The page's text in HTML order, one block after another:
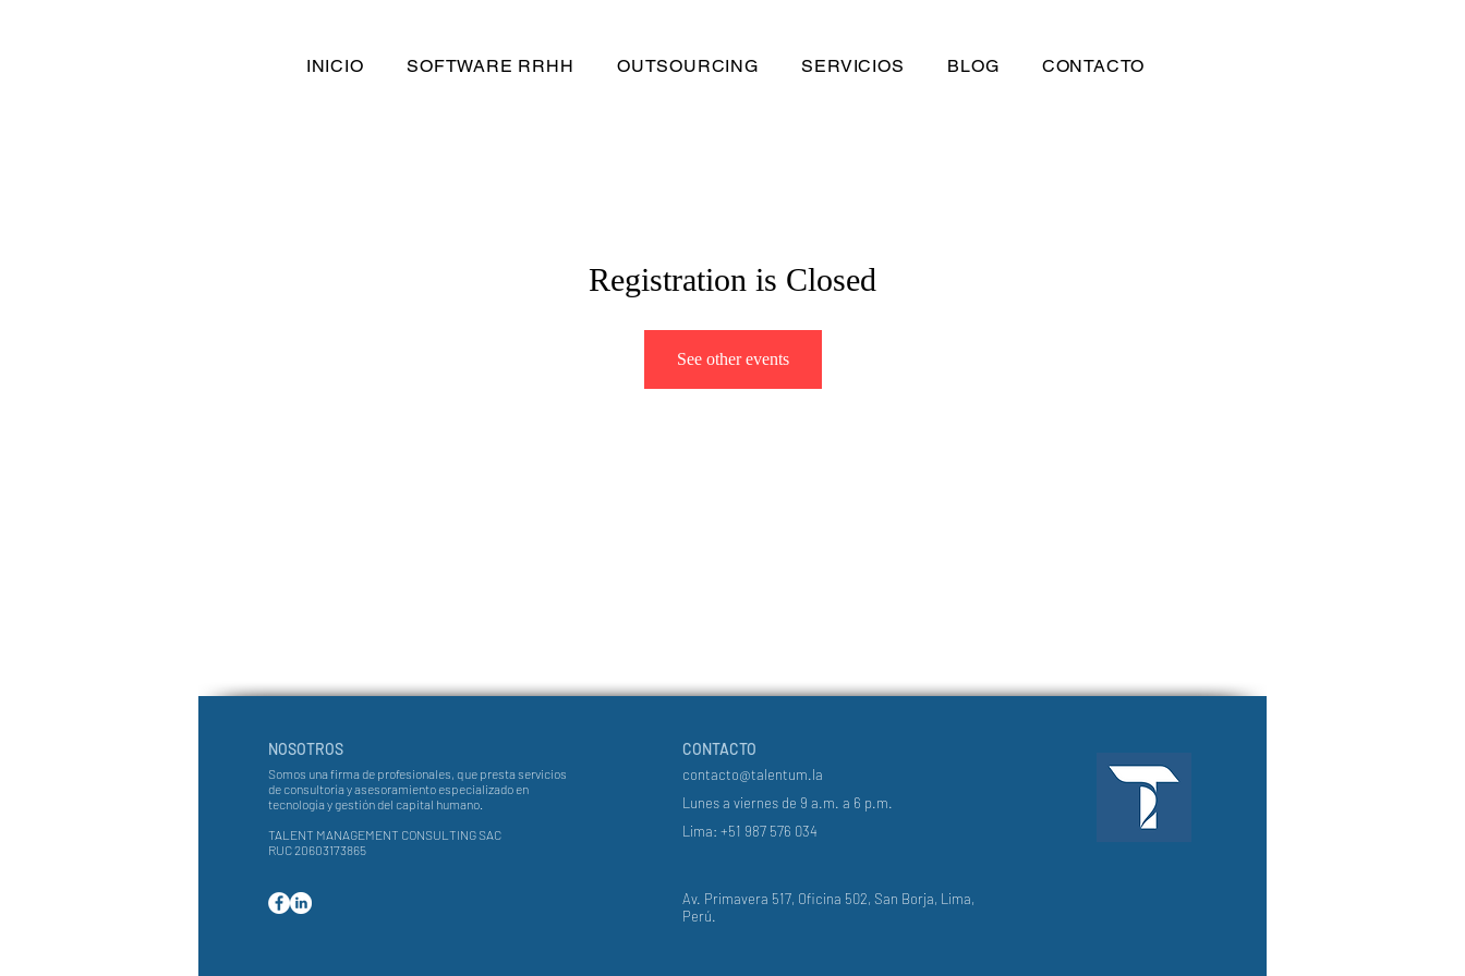
INICIO SOFTWARE RRHH OUTSOURCING SERVICIOS BLOG CONTACTO
Registration is Closed
See other events
NOSOTROS
Somos una firma de profesionales, que presta servicios
de consultoría y asesoramiento especializado en
tecnología y gestión del capital humano.
TALENT MANAGEMENT CONSULTING SAC
RUC 20603173865
CONTACTO
contacto@talentum.la
Lunes a viernes de 9 a.m. a 6 p.m.
Lima: +51 987 576 034
Av. Primavera 517, Oficina 502, San Borja, Lima,
Perú.